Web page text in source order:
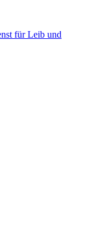
für Leib und